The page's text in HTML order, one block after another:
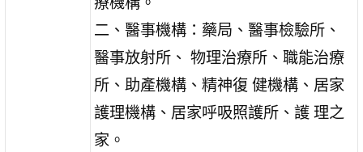
二、醫事機構：藥局、醫事檢驗所、
醫事放射所、 物理治療所、職能治療
所、助產機構、精神復 健機構、居家
護理機構、居家呼吸照護所、護 理之
家。